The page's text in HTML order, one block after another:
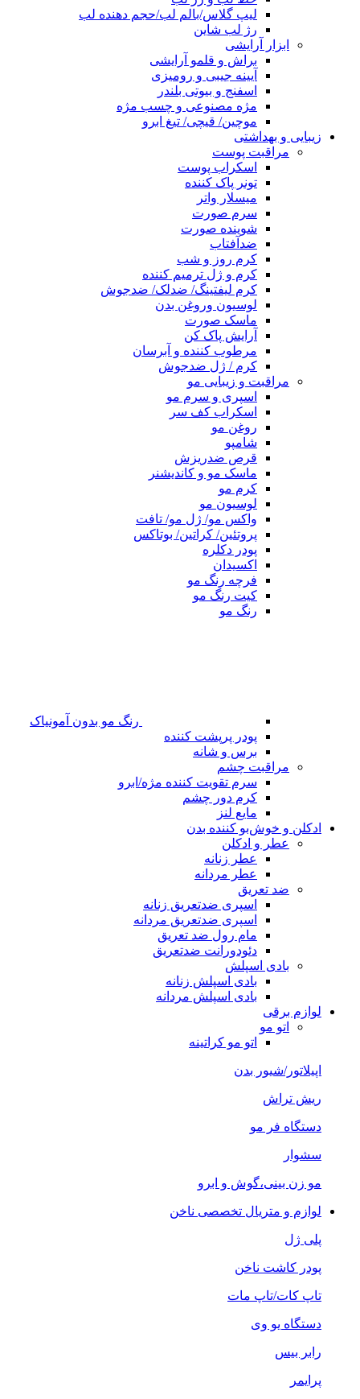
لیپ گلاس/بالم لب/حجم دهنده لب
رژ لب شاین
ابزار آرایشی
براش و قلمو آرایشی
آیینه جیبی و رومیزی
اسفنج و بیوتی بلندر
مژه مصنوعی و چسب مژه
موچین/ قیچی/ تیغ ابرو
زیبایی و بهداشتی
مراقبت پوست
اسکراب پوست
تونر پاک کننده
میسلار واتر
سرم صورت
شوینده صورت
ضدآفتاب
کرم روز و شب
کرم و ژل ترمیم کننده
کرم لیفتینگ/ ضدلک/ ضدجوش
لوسیون وروغن بدن
ماسک صورت
آرایش پاک کن
مرطوب کننده و آبرسان
کرم / ژل ضدجوش
مراقبت و زیبایی مو
اسپری و سرم مو
اسکراب کف سر
روغن مو
شامپو
قرص ضدریزش
ماسک مو و کاندیشنر
کرم مو
لوسیون مو
واکس مو/ ژل مو/ تافت
پروتئین/ کراتین/ بوتاکس
پودر دکلره
اکسیدان
فرچه رنگ مو
کیت رنگ مو
رنگ مو
رنگ مو بدون آمونیاک
پودر پرپشت کننده
برس و شانه
مراقبت چشم
سرم تقویت کننده مژه/ابرو
کرم دور چشم
مایع لنز
ادکلن و خوش‌بو کننده بدن
عطر و ادکلن
عطر زنانه
عطر مردانه
ضد تعریق
اسپری ضدتعریق زنانه
اسپری ضدتعریق مردانه
مام رول ضد تعریق
دئودورانت ضدتعریق
بادی اسپلش
بادی اسپلش زنانه
بادی اسپلش مردانه
لوازم برقی
اتو مو
اتو مو کراتینه
اپیلاتور/شیور بدن
ریش تراش
دستگاه فر مو
سشوار
مو زن بینی،گوش و ابرو
لوازم و متریال تخصصی ناخن
پلی ژل
پودر کاشت ناخن
تاپ کات/تاپ مات
دستگاه یو وی
رابر بیس
پرایمر